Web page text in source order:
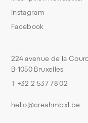
224 avenue de la
B-1050 Bruxelles
T +32 2 537 78 02
hello@creahmbxl.be
Instagram
Facebook